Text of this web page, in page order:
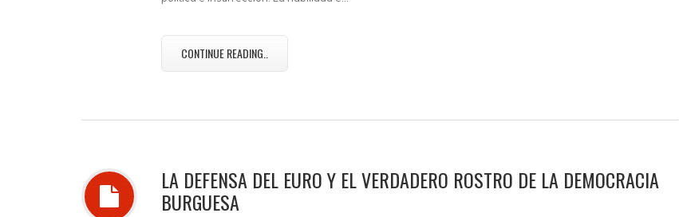
CONTINUE READING..
LA DEFENSA DEL EURO Y EL VERDADERO ROSTRO DE LA DEMOCRACIA
BURGUESA